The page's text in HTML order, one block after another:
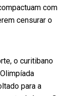
com
censurar o
o curitibano
para a